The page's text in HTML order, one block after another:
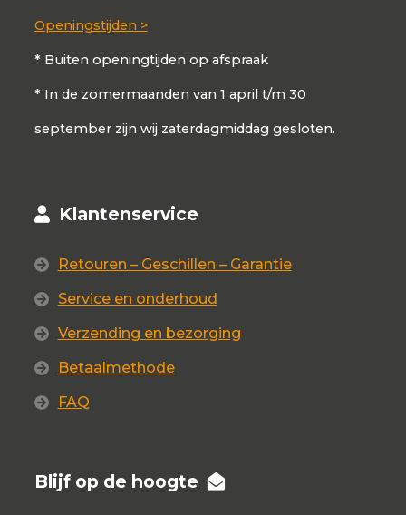
Openingstijden >
* Buiten openingtijden op afspraak
* In de zomermaanden van 1 april t/m 30
september zijn wij zaterdagmiddag gesloten.
Klantenservice
Retouren – Geschillen – Garantie
Service en onderhoud
Verzending en bezorging
Betaalmethode
FAQ
Blijf op de hoogte